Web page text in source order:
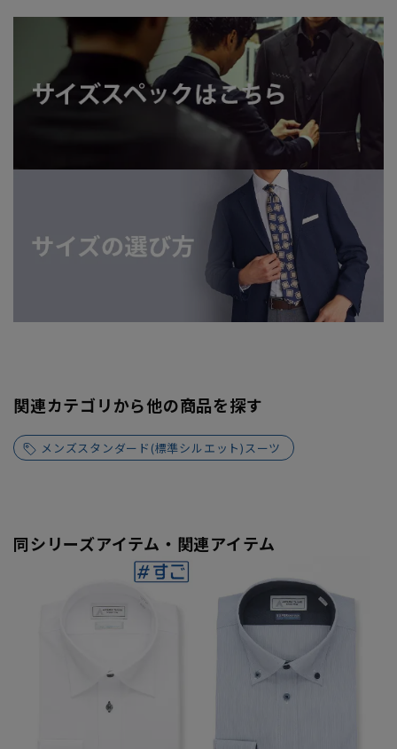
関連カテゴリから他の商品を探す
メンズスタンダード(標準シルエット)スーツ
同シリーズアイテム・関連アイテム